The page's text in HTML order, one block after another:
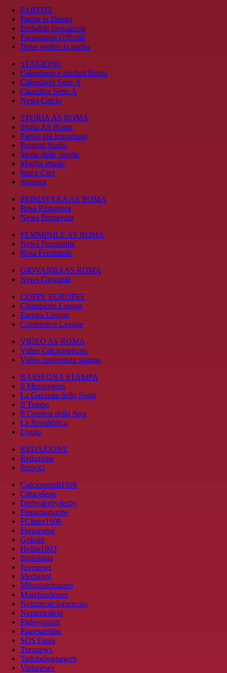
PARTITE
Partite in Diretta
Probabili formazioni
Formazioni Ufficiali
Dove vedere la partita
STAGIONE
Calendario e risultati Roma
Calendario Serie A
Classifica Serie A
News Calcio
STORIA AS ROMA
Storia AS Roma
Partite più importanti
Progetti Stadio
Storia delle maglie
Maglia attuale
Inni e Cori
Sponsor
PRIMAVERA AS ROMA
Rosa Primavera
News Primavera
FEMMINILE AS ROMA
News Femminile
Rosa Femminile
GIOVANILI AS ROMA
News Giovanili
COPPE EUROPEE
Champions League
Europa League
Conference League
VIDEO AS ROMA
Video Calciomercato
Video conferenze stampa
RASSEGNA STAMPA
Il Messaggero
La Gazzetta dello Sport
Il Tempo
Il Corriere della Sera
La Repubblica
Leggo
REDAZIONE
Redazione
Scrivici
Calcionapoli1926
Cittaceleste
Derbyderbyderby
Fantamagazine
FCInter1908
Forzaroma
Golssip
Hellas1903
Ilmilanista
Juvenews
Mediagol
Milanistichannel
Mondoudinese
Notiziecalciomercato
Numericalcio
Padovasport
Pianetamilan
SOS Fanta
Toronews
Tuttobolognaweb
Violanews